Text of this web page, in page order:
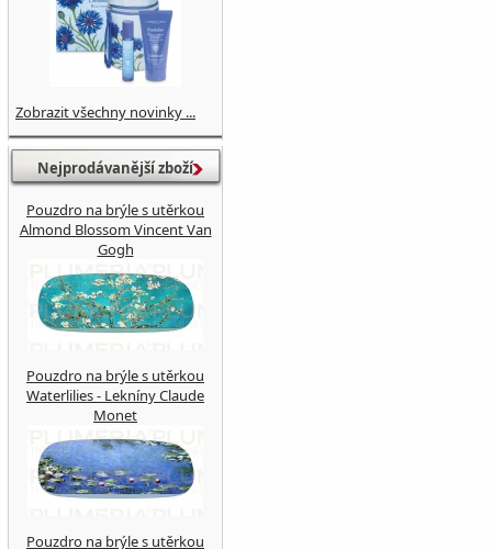
Zobrazit všechny novinky ...
Nejprodávanější zboží
Pouzdro na brýle s utěrkou
Almond Blossom Vincent Van
Gogh
Pouzdro na brýle s utěrkou
Waterlilies - Lekníny Claude
Monet
Pouzdro na brýle s utěrkou